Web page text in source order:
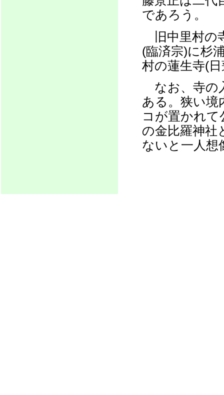
であろう。
旧中里村の
(臨済宗)に杉
村の蓮生寺(
なお、寺の
ある。狭い境
コが置かれて
の金比羅神社
ないと一人想